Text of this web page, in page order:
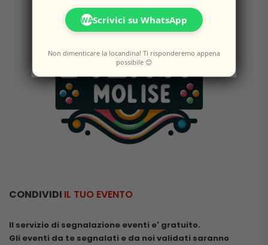
CONDIVIDI IL TUO EVENTO
Il servizio di segnalazione eventi e' gratuito.
Gli eventi da te segnalati e da noi validati saranno
WAScrivici su WhatsApp
Non dimenticare la locandina! Ti risponderemo appena
possibile 😊